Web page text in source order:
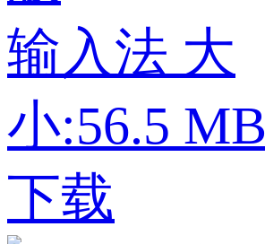
输入法 大
小:56.5 MB
下载